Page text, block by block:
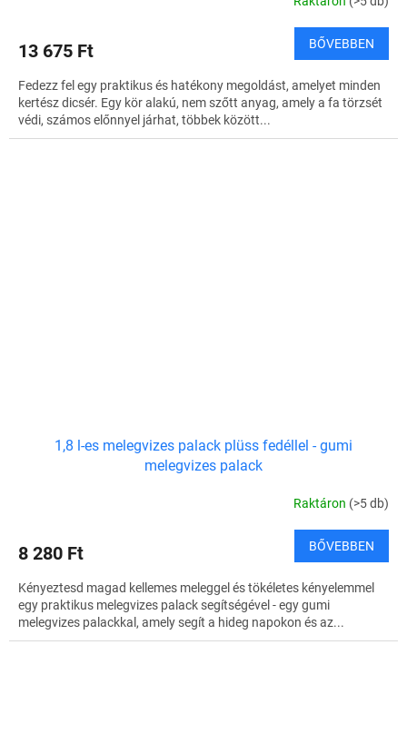
13 675 Ft BŐVEBBEN
Fedezz fel egy praktikus és hatékony megoldást, amelyet minden
kertész dicsér. Egy kör alakú, nem szőtt anyag, amely a fa törzsét
védi, számos előnnyel járhat, többek között...
1,8 l-es melegvizes palack plüss fedéllel - gumi
melegvizes palack
Raktáron (>5 db)
8 280 Ft BŐVEBBEN
Kényeztesd magad kellemes meleggel és tökéletes kényelemmel
egy praktikus melegvizes palack segítségével - egy gumi
melegvizes palackkal, amely segít a hideg napokon és az...